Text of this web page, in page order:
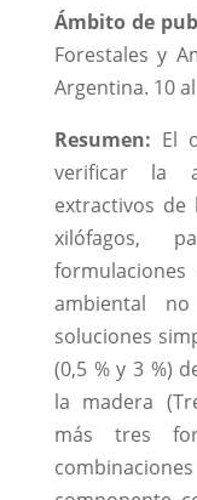
Ámbito de
Forestales y
Argentina. 10
Resumen: El
verificar la
extractivos
xilófagos,
ambiental
soluciones
(0,5 % y 3 %)
la madera
más tres